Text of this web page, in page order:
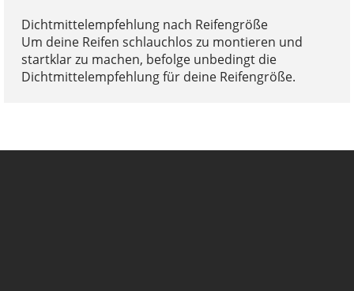
Dichtmittelempfehlung nach Reifengröße
Um deine Reifen schlauchlos zu montieren und
startklar zu machen, befolge unbedingt die
Dichtmittelempfehlung für deine Reifengröße.